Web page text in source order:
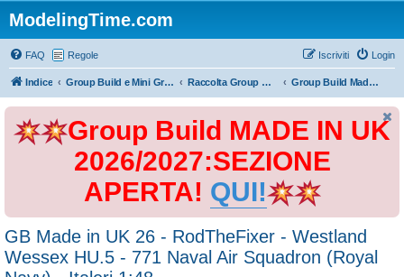
ModelingTime.com
FAQ Regole Login
Iscriviti
Indice Group Build e Mini Group Build Raccolta Group Build Group Build Made in UK 2026
Group Build MADE IN UK
2026/2027:SEZIONE
APERTA! QUI!
GB Made in UK 26 - RodTheFixer - Westland
Wessex HU.5 - 771 Naval Air Squadron (Royal